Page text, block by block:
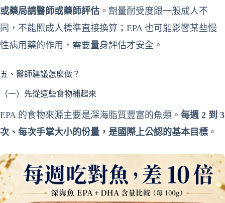
或藥局請醫師或藥師評估 。劑量耐受度跟一般成人不
同，不能照成人標準直接換算；EPA 也可能影響某些慢
性病用藥的作用，需要量身評估才安全。
五、醫師建議怎麼做？
（一）先從這些食物補起來
EPA 的食物來源主要是深海脂質豐富的魚類。 每週 2 到 3
次、每次手掌大小的份量，是國際上公認的基本目標 。